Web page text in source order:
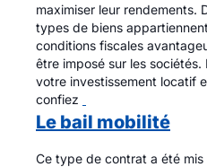
maximiser leur rendements.
types de biens
conditions fiscales
être imposé sur les sociétés.
votre investissement locatif
confiez
Le bail mobilité
Ce type de contrat a été mis